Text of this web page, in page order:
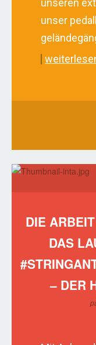
unseren
unser
DIE
DAS
– DER